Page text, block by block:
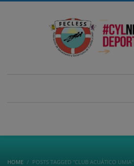
HOME POSTS TAGGED "CLUB ACUÁTICO UMIA"